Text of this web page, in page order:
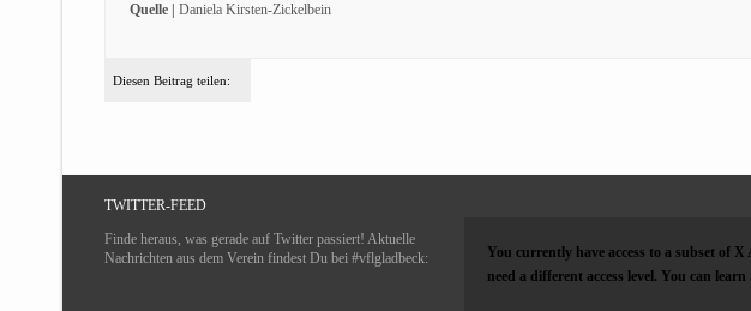
Quelle | Daniela Kirsten-Zickelbein
Diesen Beitrag teilen:
TWITTER-FEED
Finde heraus, was gerade auf Twitter passiert! Aktuelle
Nachrichten aus dem Verein findest Du bei #vflgladbeck:
You currently have access to a subset of
need a different access level. You can